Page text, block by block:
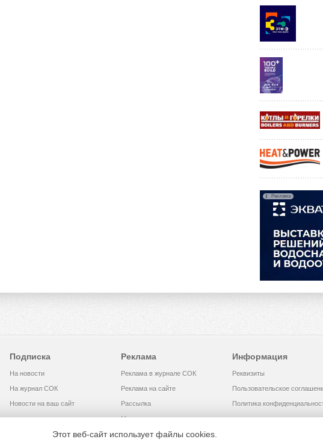
Реклама
Подписка
На новости
На журнал СОК
Новости на ваш сайт
Реклама
Реклама в журнале СОК
Реклама на сайте
Рассылка
Медиакит
Информация
Реквизиты
Пользовательское
Политика
Этот веб-сайт использует файлы cookies.